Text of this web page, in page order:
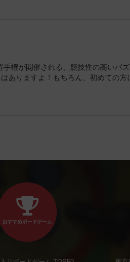
権が開催される、競技性の高いパ
ありますよ！もちろん、初めての方
おすすめボードゲーム